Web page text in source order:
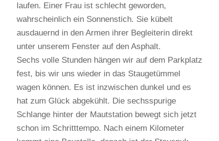
laufen. Einer Frau ist schlecht geworden,
wahrscheinlich ein Sonnenstich. Sie kübelt
ausdauernd in den Armen ihrer Begleiterin direkt
unter unserem Fenster auf den Asphalt.
Sechs volle Stunden hängen wir auf dem Parkplatz
fest, bis wir uns wieder in das Staugetümmel
wagen können. Es ist inzwischen dunkel und es
hat zum Glück abgekühlt. Die sechsspurige
Schlange hinter der Mautstation bewegt sich jetzt
schon im Schritttempo. Nach einem Kilometer